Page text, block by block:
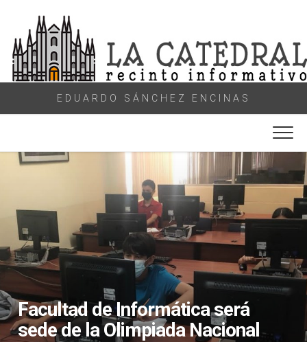
content
EDUARDO SÁNCHEZ ENCINAS
Facultad de Informática será
sede de la Olimpiada Nacional